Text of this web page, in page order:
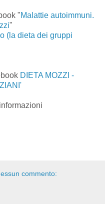
"Malattie autoimmuni.
"
(la dieta dei gruppi
DIETA MOZZI -
commento: